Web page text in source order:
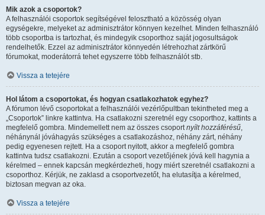
Mik azok a csoportok?
A felhasználói csoportok segítségével felosztható a közösség olyan
egységekre, melyeket az adminisztrátor könnyen kezelhet. Minden felhasználó
több csoportba is tartozhat, és mindegyik csoporthoz saját jogosultságok
rendelhetők. Ezzel az adminisztrátor könnyedén létrehozhat zártkörű
fórumokat, moderátorrá tehet egyszerre több felhasználót stb.
Vissza a tetejére
Hol látom a csoportokat, és hogyan csatlakozhatok egyhez?
A fórumon lévő csoportokat a felhasználói vezérlőpultban tekintheted meg a
„Csoportok” linkre kattintva. Ha csatlakozni szeretnél egy csoporthoz, kattints a
megfelelő gombra. Mindemellett nem az összes csoportnyílt hozzáférésű,
néhánynál jóváhagyás szükséges a csatlakozáshoz, néhány zárt, néhány
pedig egyenesen rejtett. Ha a csoport nyitott, akkor a megfelelő gombra
kattintva tudsz csatlakozni. Ezután a csoport vezetőjének jóvá kell hagynia a
kérelmed – ennek kapcsán megkérdezheti, hogy miért szeretnél csatlakozni a
csoporthoz. Kérjük, ne zaklasd a csoportvezetőt, ha elutasítja a kérelmed,
biztosan megvan az oka.
Vissza a tetejére